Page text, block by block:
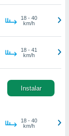
18- 40
km/h
18- 41
km/h
Instalar
18- 40
km/h